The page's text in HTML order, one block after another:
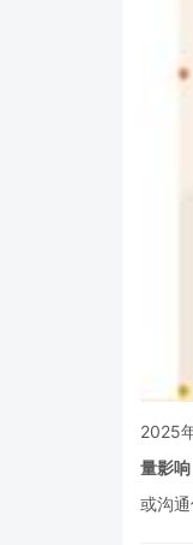
2025
量影响
或沟